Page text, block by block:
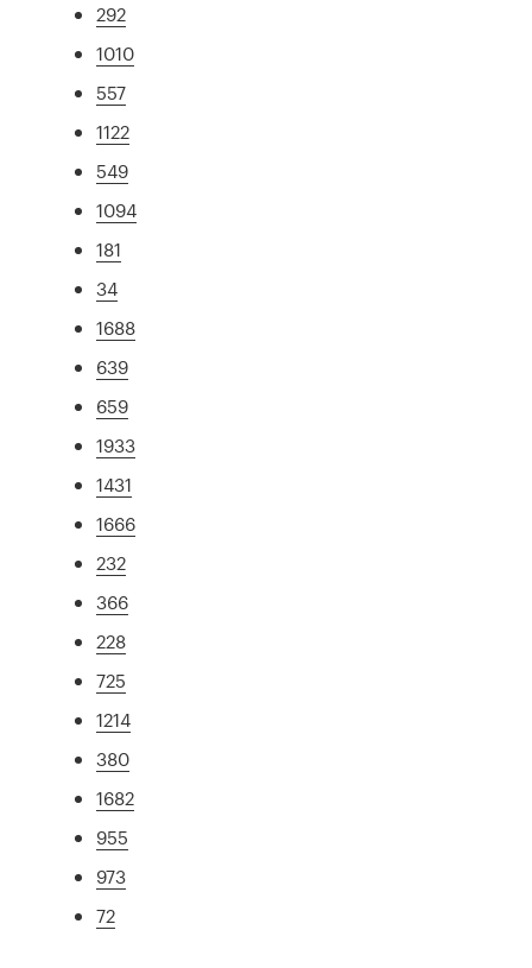
292
1010
557
1122
549
1094
181
34
1688
639
659
1933
1431
1666
232
366
228
725
1214
380
1682
955
973
72